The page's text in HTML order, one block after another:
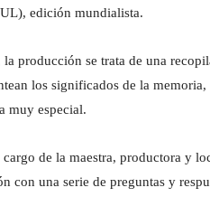
edición mundialista.
producción se trata de una
los significados de la
muy especial.
de la maestra, productora y
con una serie de preguntas y